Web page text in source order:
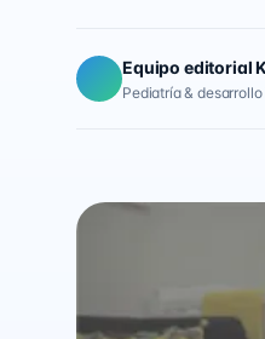
Equipo editorial
Pediatría &